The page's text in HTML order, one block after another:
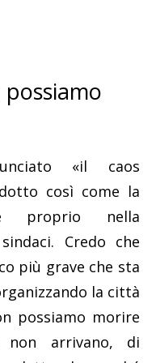
«il caos
così come la
proprio nella
Credo che
più grave che sta
la città
possiamo morire
arrivano, di